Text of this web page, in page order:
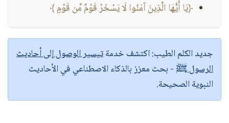
﴿يَا أَيُّهَا الَّذِينَ آمَنُوا لَا يَسْخَرْ قَوْمٌ مِّن قَوْمٍ ﴾
جديد الكلم الطيب:اكتشف خدمةتيسير الوصول إلى أحاديث
الرسول ﷺ - بحث معزز بالذكاء الاصطناعي في الأحاديث
النبوية الصحيحة.